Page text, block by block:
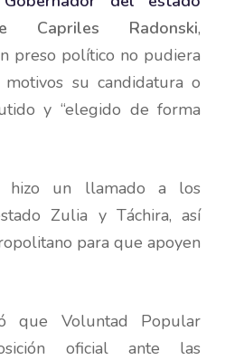
Capriles Radonski,
preso político no pudiera
su candidatura o
y “elegido de forma
hizo un llamado a los
Zulia y Táchira, así
para que apoyen
que Voluntad Popular
oficial ante las